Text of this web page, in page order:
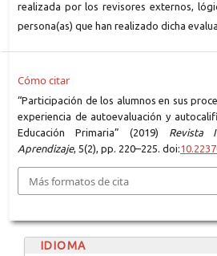
realizada por los revisores externos,
persona(as) que han realizado dicha
Cómo citar
“Participación de los alumnos en sus
experiencia de autoevaluación y
Educación Primaria” (2019)
Revista
Aprendizaje, 5(2), pp. 220–225. doi:
Más formatos de cita
IDIOMA